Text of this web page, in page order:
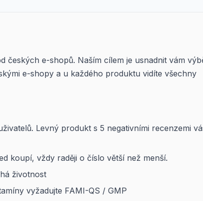
českých e-shopů. Naším cílem je usnadnit vám
e-shopy a u každého produktu vidíte všechny
Levný produkt s 5 negativními recenzemi
koupí, vždy raději o číslo větší než menší.
životnost
vyžadujte FAMI-QS / GMP